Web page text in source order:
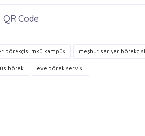
QR Code
börekçisi mkü kampüs meşhur sarıyer börekçisi
börek eve börek servisi